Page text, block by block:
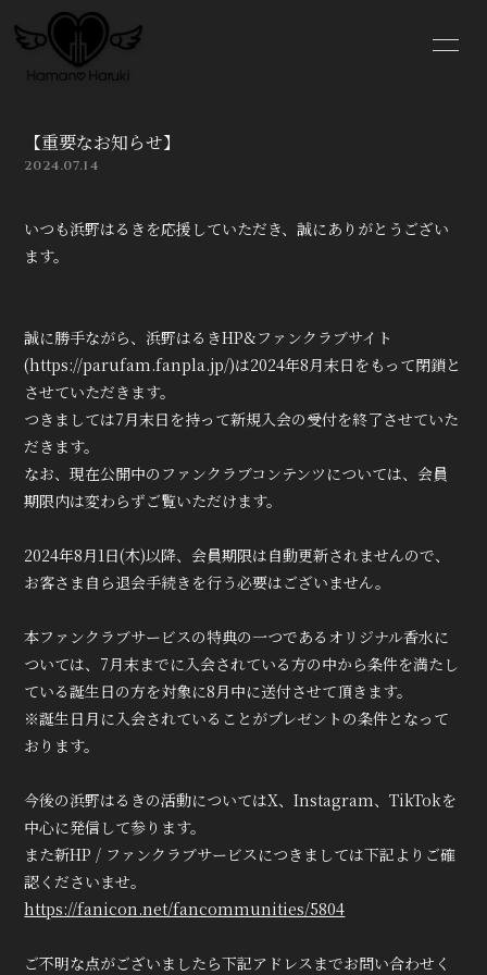
WS
ログイン
【重要なお知らせ】
2024.07.14
いつも浜野はるきを応援していただき、誠にありがとうござい
ます。
誠に勝手ながら、浜野はるきHP&ファンクラブサイト
(https://parufam.fanpla.jp/)は2024年8月末日をもって閉鎖と
させていただきます。
つきましては7月末日を持って新規入会の受付を終了させていた
だきます。
なお、現在公開中のファンクラブコンテンツについては、会員
期限内は変わらずご覧いただけます。
2024年8月1日(木)以降、会員期限は自動更新されませんので、
お客さま自ら退会手続きを行う必要はございません。
本ファンクラブサービスの特典の一つであるオリジナル香水に
ついては、7月末までに入会されている方の中から条件を満たし
ている誕生日の方を対象に8月中に送付させて頂きます。
※誕生日月に入会されていることがプレゼントの条件となって
おります。
今後の浜野はるきの活動についてはX、Instagram、TikTokを
中心に発信して参ります。
また新HP / ファンクラブサービスにつきましては下記よりご確
認くださいませ。
https://fanicon.net/fancommunities/5804
ご不明な点がございましたら下記アドレスまでお問い合わせく